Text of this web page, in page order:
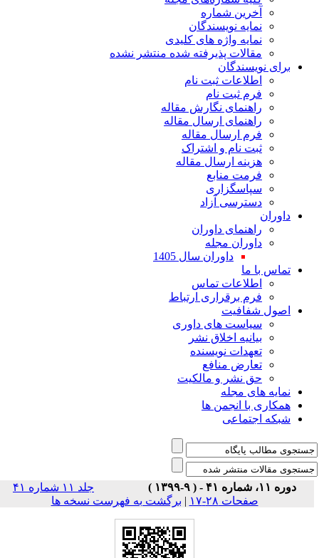
شماره
نویسندگان
واژه های کلیدی
پذیرفته شده منتشر نشده
ثبت نام
نگارش مقاله
ارسال مقاله
ارسال مقاله
نام و اشتراک
ارسال مقاله
آزاد
داوران
مجله
داوران سال 1405
تماس
برقراری ارتباط
های داوری
اخلاق نشر
نویسنده
منافع
نشر و مالکیت
مجله
انجمن ها
جلد ۱۱ شماره ۴۱
|برگشت به فهرست نسخه ها